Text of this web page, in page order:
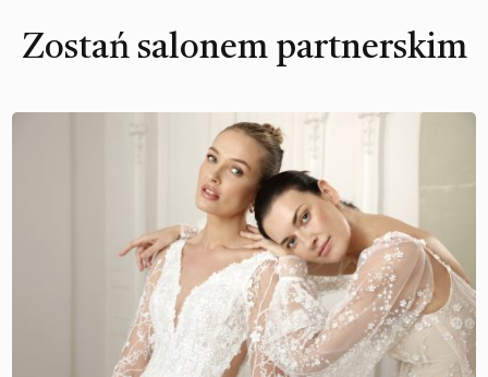
Zostań salonem partnerskim